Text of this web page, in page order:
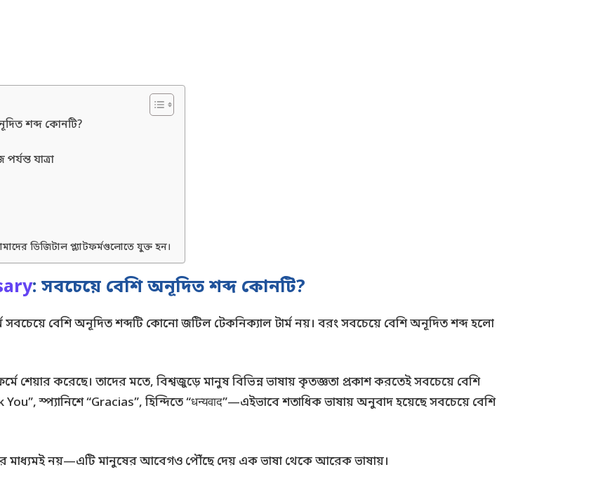
শব্দ কোনটি?
যাত্রা
ডিজিটাল প্ল্যাটফর্মগুলোতে যুক্ত হন।
: সবচেয়ে বেশি অনূদিত শব্দ কোনটি?
সবচেয়ে বেশি অনূদিত শব্দটি কোনো জটিল টেকনিক্যাল টার্ম নয়। বরং সবচেয়ে বেশি অনূদিত শব্দ হলো
শেয়ার করেছে। তাদের মতে, বিশ্বজুড়ে মানুষ বিভিন্ন ভাষায় কৃতজ্ঞতা প্রকাশ করতেই সবচেয়ে বেশি
স্প্যানিশে “Gracias”, হিন্দিতে “धन्यवाद”—এইভাবে শতাধিক ভাষায় অনুবাদ হয়েছে সবচেয়ে বেশি
মাধ্যমই নয়—এটি মানুষের আবেগও পৌঁছে দেয় এক ভাষা থেকে আরেক ভাষায়।